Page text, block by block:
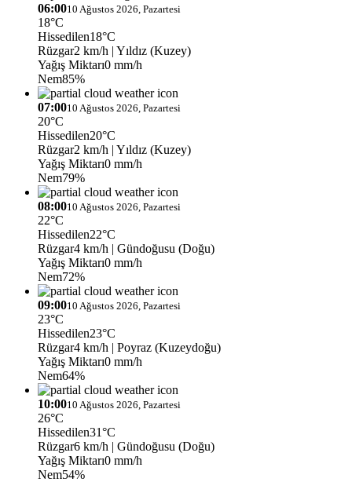
06:0010 Ağustos 2026, Pazartesi
18°C
Hissedilen18°C
Rüzgar2 km/h | Yıldız (Kuzey)
Yağış Miktarı0 mm/h
Nem85%
07:0010 Ağustos 2026, Pazartesi
20°C
Hissedilen20°C
Rüzgar2 km/h | Yıldız (Kuzey)
Yağış Miktarı0 mm/h
Nem79%
08:0010 Ağustos 2026, Pazartesi
22°C
Hissedilen22°C
Rüzgar4 km/h | Gündoğusu (Doğu)
Yağış Miktarı0 mm/h
Nem72%
09:0010 Ağustos 2026, Pazartesi
23°C
Hissedilen23°C
Rüzgar4 km/h | Poyraz (Kuzeydoğu)
Yağış Miktarı0 mm/h
Nem64%
10:0010 Ağustos 2026, Pazartesi
26°C
Hissedilen31°C
Rüzgar6 km/h | Gündoğusu (Doğu)
Yağış Miktarı0 mm/h
Nem54%